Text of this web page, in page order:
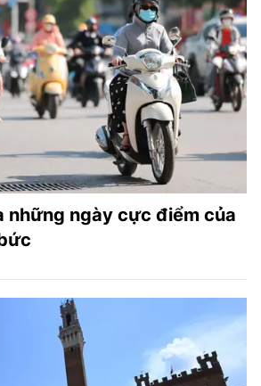
những ngày cực điểm của